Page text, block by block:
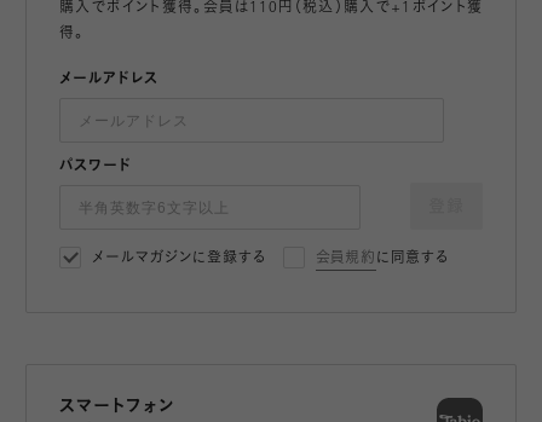
購入でポイント獲得。会員は110円（税込）購入で+1ポイント獲
得。
メールアドレス
パスワード
メールマガジンに登録する 会員規約 に同意する
スマートフォン